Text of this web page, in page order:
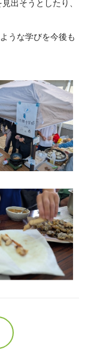
出そうとしたり、
うな学びを今後も